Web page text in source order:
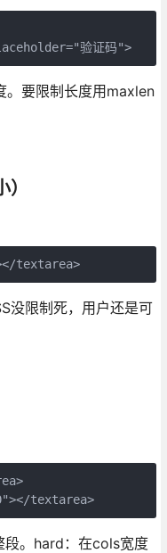
验证码">
。要限制长度用maxlen
textarea>
没限制死，用户还是可
textarea>
段。hard：在cols宽度